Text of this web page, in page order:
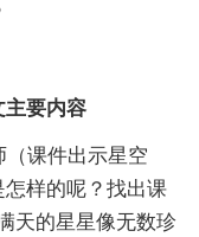
主要内容
课件出示星空
样的呢？找出课
天的星星像无数珍